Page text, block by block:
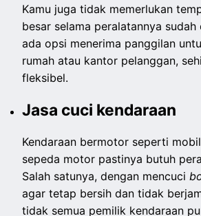
Kamu juga tidak memerlukan
besar selama peralatannya sudah
ada opsi menerima panggilan
rumah atau kantor pelanggan,
fleksibel.
Jasa cuci kendaraan
Kendaraan bermotor seperti
sepeda motor pastinya butuh
Salah satunya, dengan mencuci
agar tetap bersih dan tidak
tidak semua pemilik kendaraan